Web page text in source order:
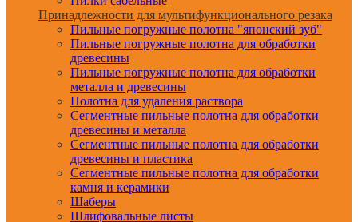
Принадлежности для мультифункционального резака
Пильные погружные полотна "японский зуб"
Пильные погружные полотна для обработки
древесины
Пильные погружные полотна для обработки
металла и древесины
Полотна для удаления раствора
Сегментные пильные полотна для обработки
древесины и металла
Сегментные пильные полотна для обработки
древесины и пластика
Сегментные пильные полотна для обработки
камня и керамики
Шаберы
Шлифовальные листы